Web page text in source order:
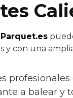
Parquet.es
y con una
a balear y